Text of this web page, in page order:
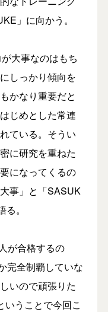
」に向かう。
大事なのはもち
しっかり傾向を
かなり重要だと
じめとした常連
ている。そうい
に研究を重ねた
になってくるの
事」と「SASUK
。
が合格するの
完全制覇していな
いので頑張りた
いうことで今回こ